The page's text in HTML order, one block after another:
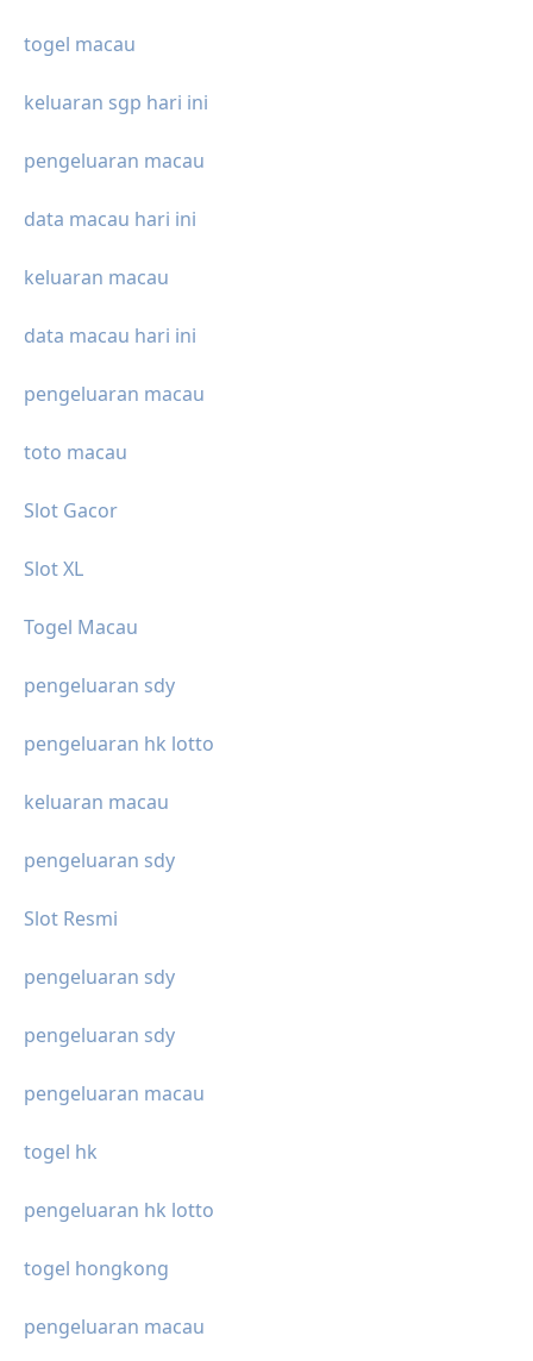
togel macau
keluaran sgp hari ini
pengeluaran macau
data macau hari ini
keluaran macau
data macau hari ini
pengeluaran macau
toto macau
Slot Gacor
Slot XL
Togel Macau
pengeluaran sdy
pengeluaran hk lotto
keluaran macau
pengeluaran sdy
Slot Resmi
pengeluaran sdy
pengeluaran sdy
pengeluaran macau
togel hk
pengeluaran hk lotto
togel hongkong
pengeluaran macau